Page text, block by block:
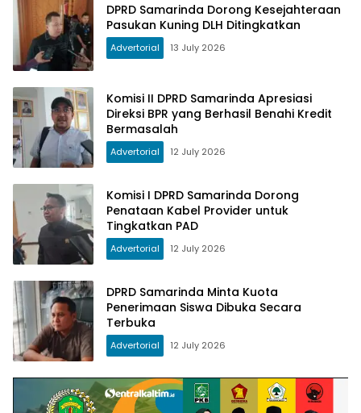
DPRD Samarinda Dorong Kesejahteraan
Pasukan Kuning DLH Ditingkatkan
Advertorial 13 July 2026
Komisi II DPRD Samarinda Apresiasi
Direksi BPR yang Berhasil Benahi Kredit
Bermasalah
Advertorial 12 July 2026
Komisi I DPRD Samarinda Dorong
Penataan Kabel Provider untuk
Tingkatkan PAD
Advertorial 12 July 2026
DPRD Samarinda Minta Kuota
Penerimaan Siswa Dibuka Secara
Terbuka
Advertorial 12 July 2026